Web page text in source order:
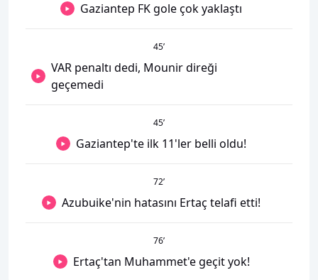
Gaziantep FK gole çok yaklaştı
45’
VAR penaltı dedi, Mounir direği
geçemedi
45’
Gaziantep'te ilk 11'ler belli oldu!
72’
Azubuike'nin hatasını Ertaç telafi etti!
76’
Ertaç'tan Muhammet'e geçit yok!